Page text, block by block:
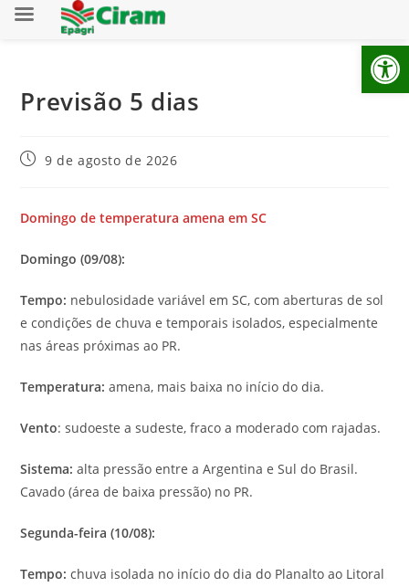
Previsão 5 dias
9 de agosto de 2026
Domingo de temperatura amena em SC
Domingo (09/08):
Tempo: nebulosidade variável em SC, com aberturas de sol
e condições de chuva e temporais isolados, especialmente
nas áreas próximas ao PR.
Temperatura: amena, mais baixa no início do dia.
Vento: sudoeste a sudeste, fraco a moderado com rajadas.
Sistema:alta pressão entre a Argentina e Sul do Brasil.
Cavado (área de baixa pressão) no PR.
Segunda-feira (10/08):
Tempo: chuva isolada no início do dia do Planalto ao Litoral